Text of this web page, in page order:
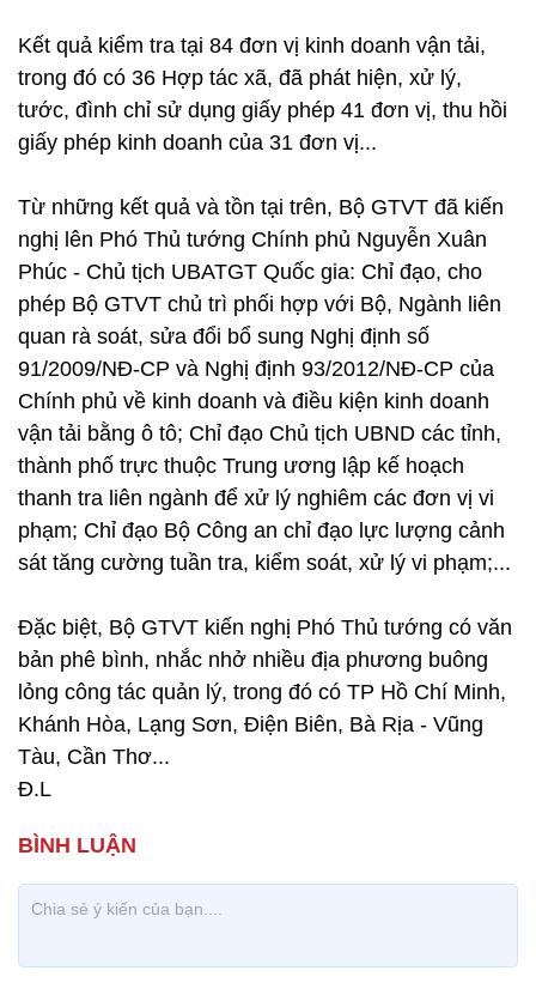
Kết quả kiểm tra tại 84 đơn vị kinh doanh vận tải,
trong đó có 36 Hợp tác xã, đã phát hiện, xử lý,
tước, đình chỉ sử dụng giấy phép 41 đơn vị, thu hồi
giấy phép kinh doanh của 31 đơn vị...
Từ những kết quả và tồn tại trên, Bộ GTVT đã kiến
nghị lên Phó Thủ tướng Chính phủ Nguyễn Xuân
Phúc - Chủ tịch UBATGT Quốc gia: Chỉ đạo, cho
phép Bộ GTVT chủ trì phối hợp với Bộ, Ngành liên
quan rà soát, sửa đổi bổ sung Nghị định số
91/2009/NĐ-CP và Nghị định 93/2012/NĐ-CP của
Chính phủ về kinh doanh và điều kiện kinh doanh
vận tải bằng ô tô; Chỉ đạo Chủ tịch UBND các tỉnh,
thành phố trực thuộc Trung ương lập kế hoạch
thanh tra liên ngành để xử lý nghiêm các đơn vị vi
phạm; Chỉ đạo Bộ Công an chỉ đạo lực lượng cảnh
sát tăng cường tuần tra, kiểm soát, xử lý vi phạm;...
Đặc biệt, Bộ GTVT kiến nghị Phó Thủ tướng có văn
bản phê bình, nhắc nhở nhiều địa phương buông
lỏng công tác quản lý, trong đó có TP Hồ Chí Minh,
Khánh Hòa, Lạng Sơn, Điện Biên, Bà Rịa - Vũng
Tàu, Cần Thơ...
Đ.L